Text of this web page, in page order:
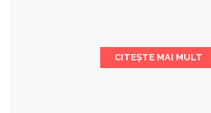
CITEȘTE MAI MULT